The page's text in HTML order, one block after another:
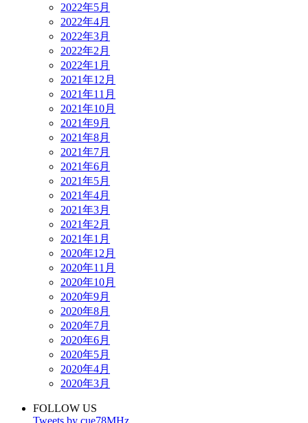
2022年5月
2022年4月
2022年3月
2022年2月
2022年1月
2021年12月
2021年11月
2021年10月
2021年9月
2021年8月
2021年7月
2021年6月
2021年5月
2021年4月
2021年3月
2021年2月
2021年1月
2020年12月
2020年11月
2020年10月
2020年9月
2020年8月
2020年7月
2020年6月
2020年5月
2020年4月
2020年3月
FOLLOW US